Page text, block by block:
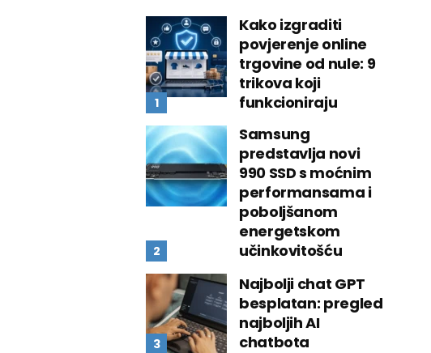
Kako izgraditi
povjerenje online
trgovine od nule: 9
trikova koji
funkcioniraju
Samsung
predstavlja novi
990 SSD s moćnim
performansama i
poboljšanom
energetskom
učinkovitošću
Najbolji chat GPT
besplatan: pregled
najboljih AI
chatbota